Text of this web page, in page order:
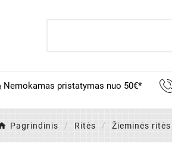
Nemokamas pristatymas nuo 50€*
Pagrindinis Ritės Žieminės ritės